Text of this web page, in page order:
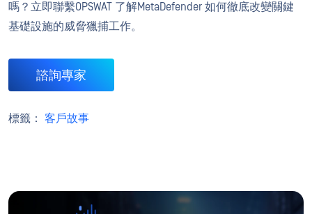
嗎？立即聯繫OPSWAT 了解MetaDefender 如何徹底改變關鍵
基礎設施的威脅獵捕工作。
諮詢專家
標籤： 客戶故事